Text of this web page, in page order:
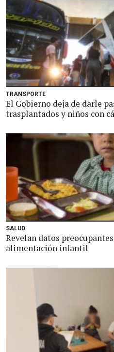
TRANSPORTE
El Gobierno deja de darle
trasplantados y niños con
SALUD
Revelan datos
alimentación infantil